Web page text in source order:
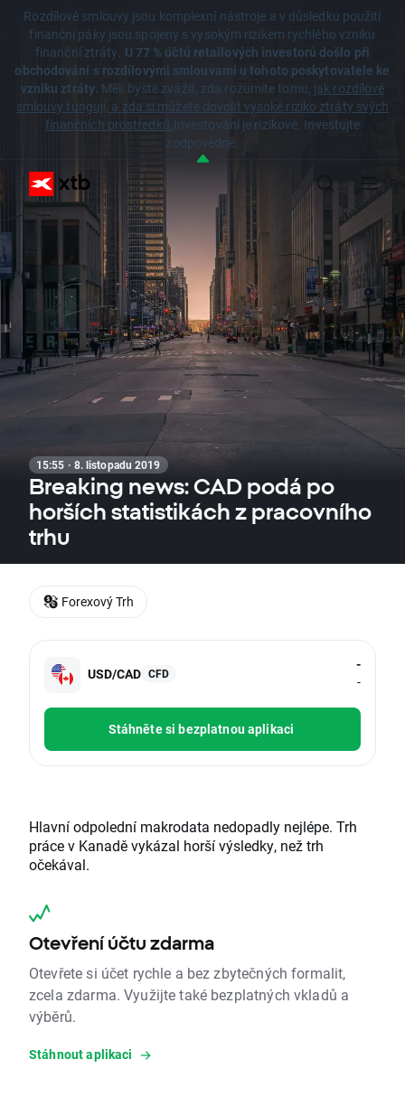
Rozdílové smlouvy jsou komplexní nástroje a v důsledku použití
finanční páky jsou spojeny s vysokým rizikem rychlého vzniku
finanční ztráty. U 77 % účtů retailových investorů došlo při
obchodování s rozdílovými smlouvami u tohoto poskytovatele ke
vzniku ztráty. Měli byste zvážit, zda rozumíte tomu, jak rozdílové
smlouvy fungují, a zda si můžete dovolit vysoké riziko ztráty svých
finančních prostředků.Investování je rizikové. Investujte
zodpovědně.
15:55 · 8. listopadu 2019
Breaking news: CAD podá po
horších statistikách z pracovního
trhu
USD/CAD CFD
-
-
Stáhněte si bezplatnou aplikaci
Hlavní odpolední makrodata nedopadly nejlépe. Trh
práce v Kanadě vykázal horší výsledky, než trh
očekával.
Otevření účtu zdarma
Otevřete si účet rychle a bez zbytečných formalit,
zcela zdarma. Využijte také bezplatných vkladů a
výběrů.
Stáhnout aplikaci
Forexový Trh